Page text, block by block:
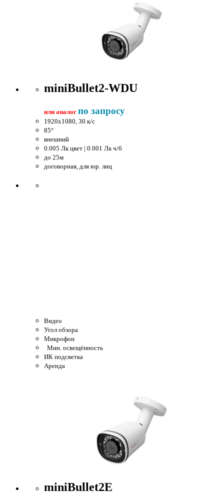
miniBullet2-WDU
или аналог по запросу
1920x1080, 30 к/c
85°
внешний
0.005 Лк цвет | 0.001 Лк ч/б
до 25м
договорная, для юр. лиц
Видео
Угол обзора
Микрофон
Мин. освещённость
ИК подсветка
Аренда
miniBullet2E